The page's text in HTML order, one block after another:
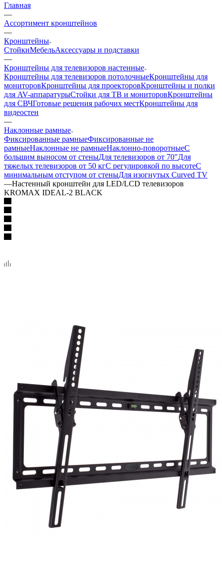
Главная
—
Ассортимент кронштейнов
—
Кронштейны
СтойкиМебельАксессуары и подставки
—
Кронштейны для телевизоров настенные
Кронштейны для телевизоров потолочныеКронштейны для
мониторовКронштейны для проекторовКронштейны и полки
для AV-аппаратурыСтойки для ТВ и мониторовКронштейны
для СВЧГотовые решения рабочих местКронштейны для
видеостен
—
Наклонные рамные
Фиксированные рамныеФиксированные не
рамныеНаклонные не рамныеНаклонно-поворотныеС
большим выносом от стеныДля телевизоров от 70"Для
тяжелых телевизоров от 50 кгС регулировкой по высотеС
минимальным отступом от стеныДля изогнутых Curved TV
—Настенный кронштейн для LED/LCD телевизоров
KROMAX IDEAL-2 BLACK